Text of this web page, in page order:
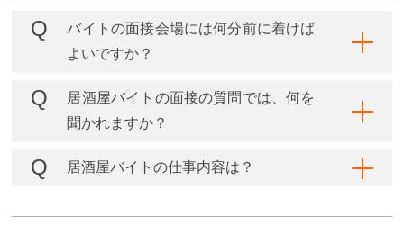
バイトの面接会場には何分前に着けば
よいですか？
居酒屋バイトの面接の質問では、何を
聞かれますか？
居酒屋バイトの仕事内容は？